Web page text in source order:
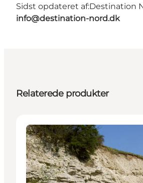
Sidst opdateret af:Destination
info@destination-nord.dk
Relaterede produkter
Attraktioner